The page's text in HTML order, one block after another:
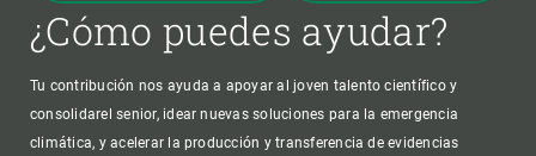
¿Cómo puedes ayudar?
Tu contribución nos ayuda a apoyar al joven talento científico y
consolidarel senior, idear nuevas soluciones para la emergencia
climática, y acelerar la producción y transferencia de evidencias